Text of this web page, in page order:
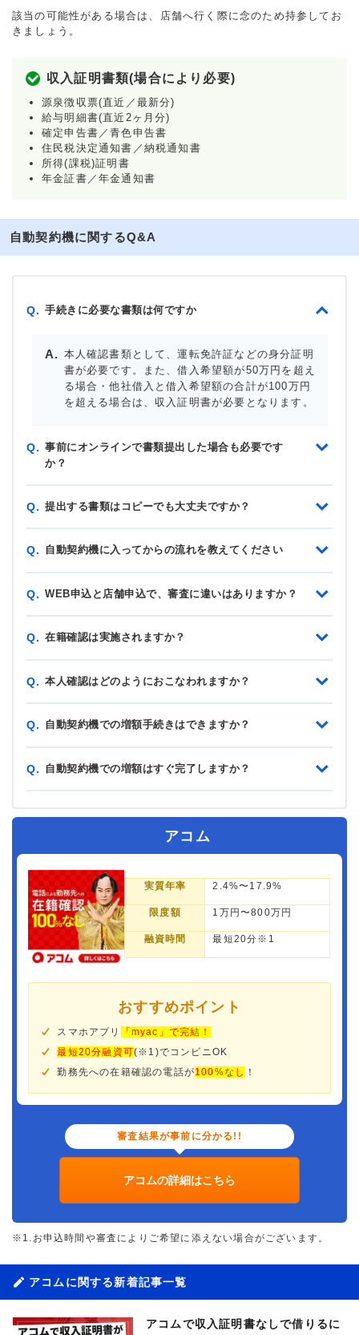
該当の可能性がある場合は、店舗へ行く際に念のため持参してお
きましょう。
収入証明書類(場合により必要)
源泉徴収票(直近／最新分)
給与明細書(直近2ヶ月分)
確定申告書／青色申告書
住民税決定通知書／納税通知書
所得(課税)証明書
年金証書／年金通知書
自動契約機に関するQ&A
Q. 手続きに必要な書類は何ですか
本人確認書類として、運転免許証などの身分証明
書が必要です。また、借入希望額が50万円を超え
る場合・他社借入と借入希望額の合計が100万円
を超える場合は、収入証明書が必要となります。
Q. 事前にオンラインで書類提出した場合も必要です
か？
Q. 提出する書類はコピーでも大丈夫ですか？
Q. 自動契約機に入ってからの流れを教えてください
Q. WEB申込と店舗申込で、審査に違いはありますか？
Q. 在籍確認は実施されますか？
Q. 本人確認はどのようにおこなわれますか？
Q. 自動契約機での増額手続きはできますか？
Q. 自動契約機での増額はすぐ完了しますか？
アコム
実質年率 2.4%〜17.9%
限度額 1万円〜800万円
融資時間 最短20分※1
おすすめポイント
スマホアプリ
「myac」で完結！
最短20分融資可(※1)でコンビニOK
勤務先への在籍確認の電話が100%なし ！
審査結果が事前に分かる!!
アコムの詳細はこちら
※1.お申込時間や審査によりご希望に添えない場合がございます。
アコムに関する新着記事一覧
アコムで収入証明書なしで借りるに